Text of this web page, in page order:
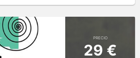
PRECIO
29 €